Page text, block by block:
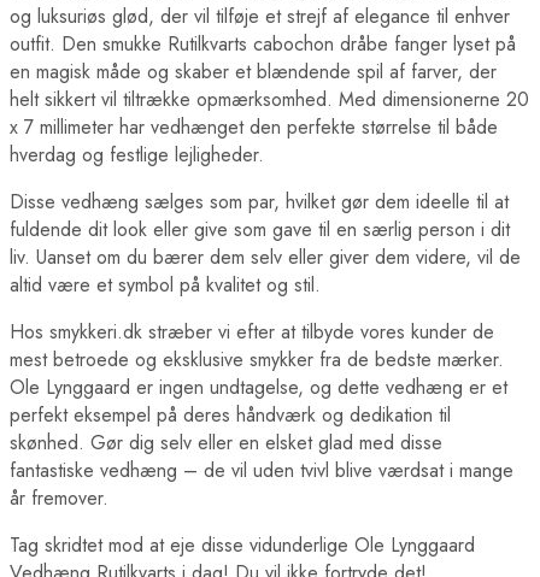
og luksuriøs glød, der vil tilføje et strejf af elegance til enhver
outfit. Den smukke Rutilkvarts cabochon dråbe fanger lyset på
en magisk måde og skaber et blændende spil af farver, der
helt sikkert vil tiltrække opmærksomhed. Med dimensionerne 20
x 7 millimeter har vedhænget den perfekte størrelse til både
hverdag og festlige lejligheder.
Disse vedhæng sælges som par, hvilket gør dem ideelle til at
fuldende dit look eller give som gave til en særlig person i dit
liv. Uanset om du bærer dem selv eller giver dem videre, vil de
altid være et symbol på kvalitet og stil.
Hos smykkeri.dk stræber vi efter at tilbyde vores kunder de
mest betroede og eksklusive smykker fra de bedste mærker.
Ole Lynggaard er ingen undtagelse, og dette vedhæng er et
perfekt eksempel på deres håndværk og dedikation til
skønhed. Gør dig selv eller en elsket glad med disse
fantastiske vedhæng – de vil uden tvivl blive værdsat i mange
år fremover.
Tag skridtet mod at eje disse vidunderlige Ole Lynggaard